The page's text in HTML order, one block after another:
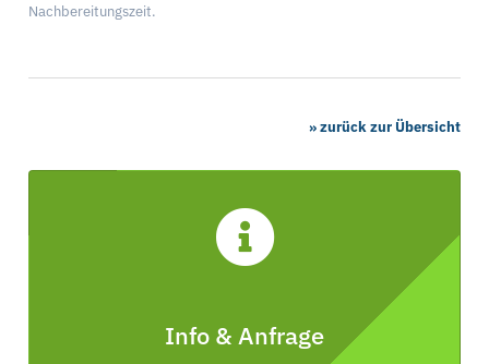
Nachbereitungszeit.
» zurück zur Übersicht
Info & Anfrage